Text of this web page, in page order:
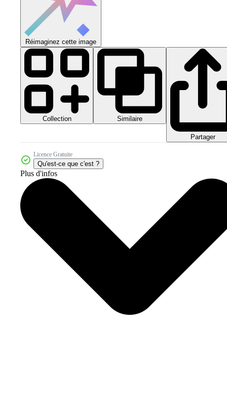
Réimaginez cette image
Collection Similaire
Partager
Licence Gratuite
Qu'est-ce que c'est ?
Plus d'infos